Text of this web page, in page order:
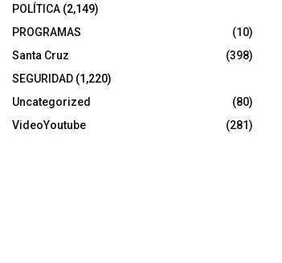
POLÍTICA (2,149)
PROGRAMAS
(10)
Santa Cruz
(398)
SEGURIDAD (1,220)
Uncategorized
(80)
VideoYoutube
(281)